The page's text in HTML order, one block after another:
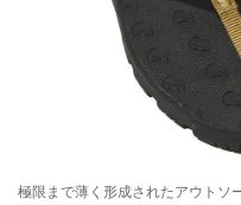
077 Champion（
076
春の新作はまだま
075 ROKX（ロッ
074 Outdoor
極限まで薄く形成されたアウトソ